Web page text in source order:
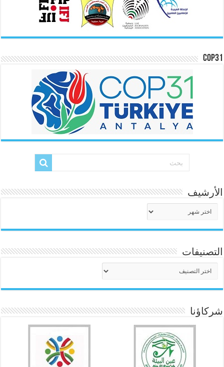
COP31
الأرشيف
التصنيفات
شركاؤنا